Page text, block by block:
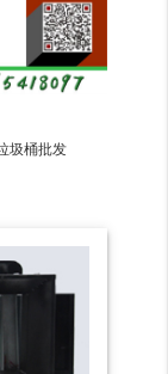
圾桶批发